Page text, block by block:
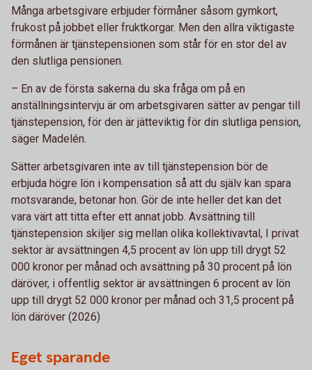
Många arbetsgivare erbjuder förmåner såsom gymkort,
frukost på jobbet eller fruktkorgar. Men den allra viktigaste
förmånen är tjänstepensionen som står för en stor del av
den slutliga pensionen.
– En av de första sakerna du ska fråga om på en
anställningsintervju är om arbetsgivaren sätter av pengar till
tjänstepension, för den är jätteviktig för din slutliga pension,
säger Madelén.
Sätter arbetsgivaren inte av till tjänstepension bör de
erbjuda högre lön i kompensation så att du själv kan spara
motsvarande, betonar hon. Gör de inte heller det kan det
vara värt att titta efter ett annat jobb. Avsättning till
tjänstepension skiljer sig mellan olika kollektivavtal, I privat
sektor är avsättningen 4,5 procent av lön upp till drygt 52
000 kronor per månad och avsättning på 30 procent på lön
däröver, i offentlig sektor är avsättningen 6 procent av lön
upp till drygt 52 000 kronor per månad och 31,5 procent på
lön däröver (2026)
Eget sparande